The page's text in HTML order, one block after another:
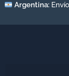
Argentina: